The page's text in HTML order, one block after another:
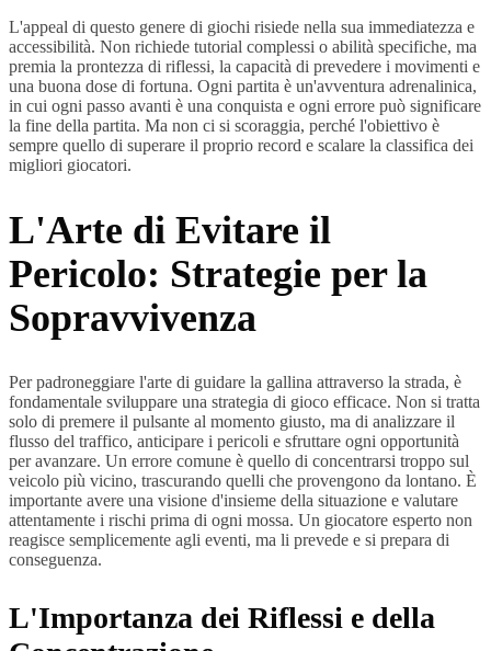
L'appeal di questo genere di giochi risiede nella sua immediatezza e
accessibilità. Non richiede tutorial complessi o abilità specifiche, ma
premia la prontezza di riflessi, la capacità di prevedere i movimenti e
una buona dose di fortuna. Ogni partita è un'avventura adrenalinica,
in cui ogni passo avanti è una conquista e ogni errore può significare
la fine della partita. Ma non ci si scoraggia, perché l'obiettivo è
sempre quello di superare il proprio record e scalare la classifica dei
migliori giocatori.
L'Arte di Evitare il
Pericolo: Strategie per la
Sopravvivenza
Per padroneggiare l'arte di guidare la gallina attraverso la strada, è
fondamentale sviluppare una strategia di gioco efficace. Non si tratta
solo di premere il pulsante al momento giusto, ma di analizzare il
flusso del traffico, anticipare i pericoli e sfruttare ogni opportunità
per avanzare. Un errore comune è quello di concentrarsi troppo sul
veicolo più vicino, trascurando quelli che provengono da lontano. È
importante avere una visione d'insieme della situazione e valutare
attentamente i rischi prima di ogni mossa. Un giocatore esperto non
reagisce semplicemente agli eventi, ma li prevede e si prepara di
conseguenza.
L'Importanza dei Riflessi e della